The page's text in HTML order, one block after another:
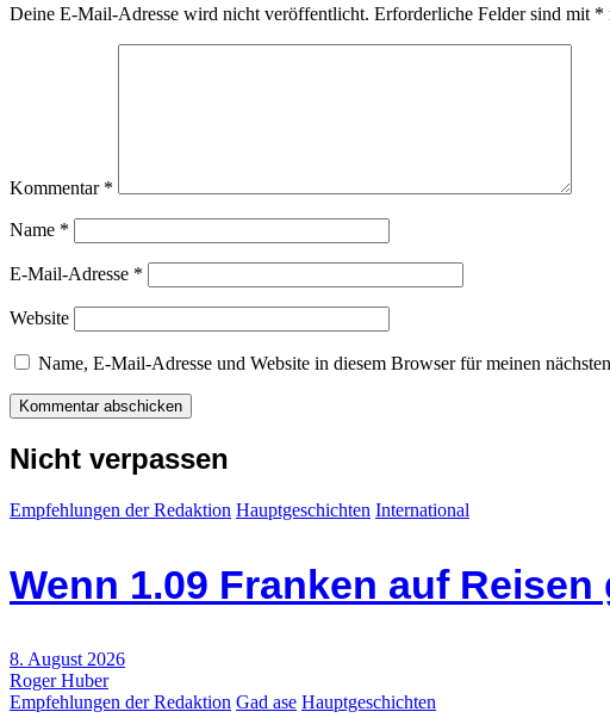
Deine E-Mail-Adresse wird nicht veröffentlicht. Erforderliche Felder sind mit *
Kommentar *
Name *
E-Mail-Adresse *
Website
Name, E-Mail-Adresse und Website in diesem Browser für meinen
Nicht verpassen
Empfehlungen der Redaktion Hauptgeschichten International
Wenn 1.09 Franken auf Reisen
8. August 2026
Roger Huber
Empfehlungen der Redaktion Gad ase Hauptgeschichten